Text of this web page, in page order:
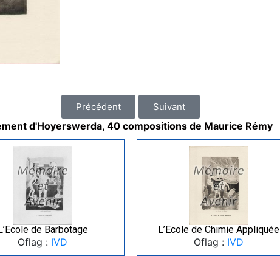
Précédent Suivant
d'Hoyerswerda, 40 compositions de Maurice Rémy
de Barbotage
Oflag : IVD
L’Ecole de Chimie Appliquée
Oflag : IVD